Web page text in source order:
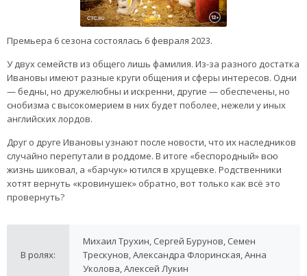
Премьера 6 сезона состоялась 6 февраля 2023.
У двух семейств из общего лишь фамилия. Из-за разного достатка
Ивановы имеют разные круги общения и сферы интересов. Одни
— бедны, но дружелюбны и искренни, другие — обеспечены, но
снобизма с высокомерием в них будет поболее, нежели у иных
английских лордов.
Друг о друге Ивановы узнают после новости, что их наследников
случайно перепутали в роддоме. В итоге «беспородный» всю
жизнь шиковал, а «барчук» ютился в хрущевке. Родственники
хотят вернуть «кровинушек» обратно, вот только как всё это
провернуть?
В ролях:
Михаил Трухин, Сергей Бурунов, Семен
Трескунов, Александра Флоринская, Анна
Уколова, Алексей Лукин